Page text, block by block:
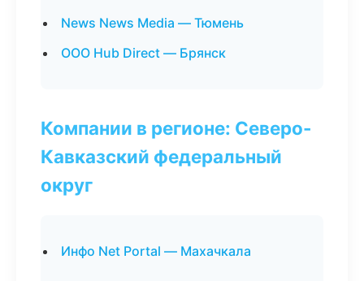
News News Media — Тюмень
ООО Hub Direct — Брянск
Компании в регионе: Северо-
Кавказский федеральный
округ
Инфо Net Portal — Махачкала